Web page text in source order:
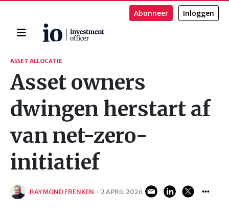
Home
Abonneer Inloggen
Zoeken
ASSET ALLOCATIE
Asset owners
dwingen herstart af
van net-zero-
initiatief
RAYMOND FRENKEN · 2 APRIL 2026